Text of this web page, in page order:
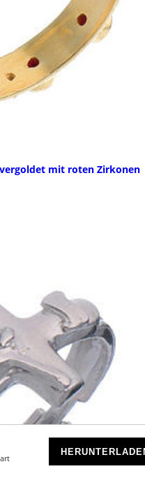
mit roten Zirkonen